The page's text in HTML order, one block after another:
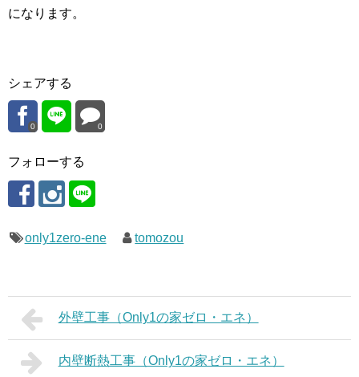
になります。
シェアする
0 0
フォローする
only1zero-ene tomozou
外壁工事（Only1の家ゼロ・エネ）
内壁断熱工事（Only1の家ゼロ・エネ）